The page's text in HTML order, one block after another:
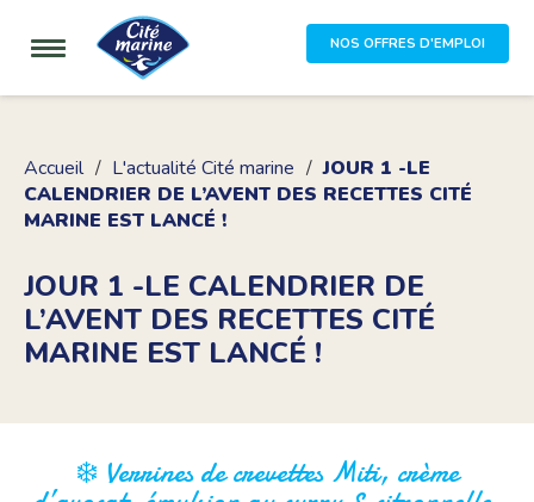
NOS OFFRES D'EMPLOI
Accueil L'actualité Cité marine
JOUR 1 -LE
CALENDRIER DE L’AVENT DES RECETTES CITÉ
MARINE EST LANCÉ !
JOUR 1 -LE CALENDRIER DE
L’AVENT DES RECETTES CITÉ
MARINE EST LANCÉ !
❄️ Verrines de crevettes Miti, crème